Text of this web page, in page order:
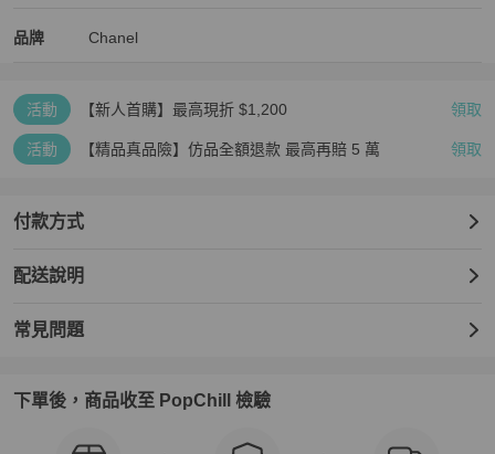
品牌
Chanel 精品女包品牌介紹
Chanel
Chanel 推薦清單
活動 【新人首購】最高現折 $1,200 領取
活動 【精品真品險】仿品全額退款 最高再賠 5 萬 領取
付款方式
配送說明
常見問題
下單後，商品收至 PopChill 檢驗